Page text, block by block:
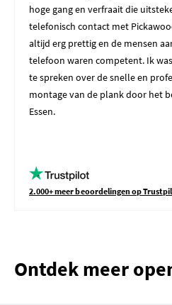
hoge gang en verfraait die
telefonisch contact met
altijd erg prettig en de mensen
telefoon waren competent. Ik
te spreken over de snelle en
montage van de plank door het
Essen.
2.000+ meer beoordelingen op
Ontdek meer